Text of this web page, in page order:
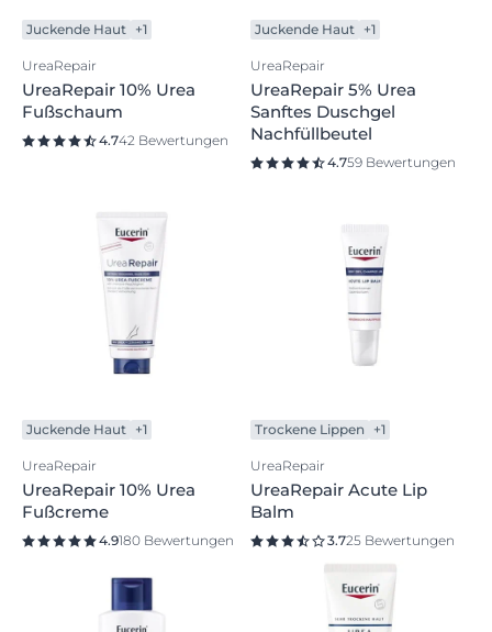
Juckende Haut +1
UreaRepair
UreaRepair 10% Urea
Fußschaum
4.742 Bewertungen
Juckende Haut +1
UreaRepair
UreaRepair 5% Urea
Sanftes Duschgel
Nachfüllbeutel
4.759 Bewertungen
Juckende Haut +1
UreaRepair
UreaRepair 10% Urea
Fußcreme
4.9180 Bewertungen
Trockene Lippen +1
UreaRepair
UreaRepair Acute Lip
Balm
3.725 Bewertungen